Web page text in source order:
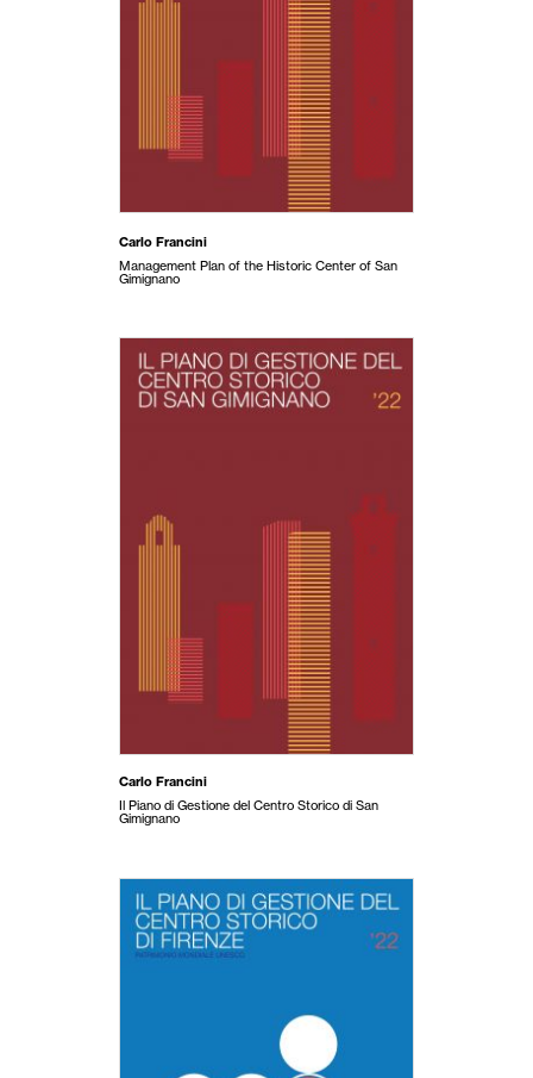
Carlo Francini
Management Plan of the Historic Center of San
Gimignano
Carlo Francini
Il Piano di Gestione del Centro Storico di San
Gimignano